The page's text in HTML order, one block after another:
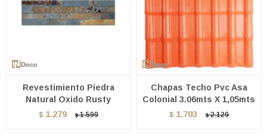
Revestimiento Piedra
Natural Oxido Rusty
$ 1.279 $ 1.599
Chapas Techo Pvc Asa
Colonial 3.06mts X 1,05mts
$ 1.703 $ 2.129